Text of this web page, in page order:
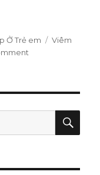
Ở Trẻ em Tags
Viêm
Về